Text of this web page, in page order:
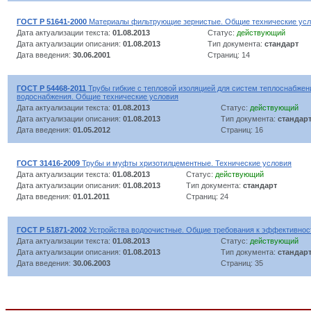
ГОСТ Р 51641-2000 Материалы фильтрующие зернистые. Общие технические
Дата актуализации текста: 01.08.2013 Статус: действующий
Дата актуализации описания: 01.08.2013 Тип документа: стандарт
Дата введения: 30.06.2001 Страниц: 14
ГОСТ Р 54468-2011 Трубы гибкие с тепловой изоляцией для систем
водоснабжения. Общие технические условия
Дата актуализации текста: 01.08.2013 Статус: действующий
Дата актуализации описания: 01.08.2013 Тип документа: стандарт
Дата введения: 01.05.2012 Страниц: 16
ГОСТ 31416-2009 Трубы и муфты хризотилцементные. Технические условия
Дата актуализации текста: 01.08.2013 Статус: действующий
Дата актуализации описания: 01.08.2013 Тип документа: стандарт
Дата введения: 01.01.2011 Страниц: 24
ГОСТ Р 51871-2002 Устройства водоочистные. Общие требования к
Дата актуализации текста: 01.08.2013 Статус: действующий
Дата актуализации описания: 01.08.2013 Тип документа: стандарт
Дата введения: 30.06.2003 Страниц: 35